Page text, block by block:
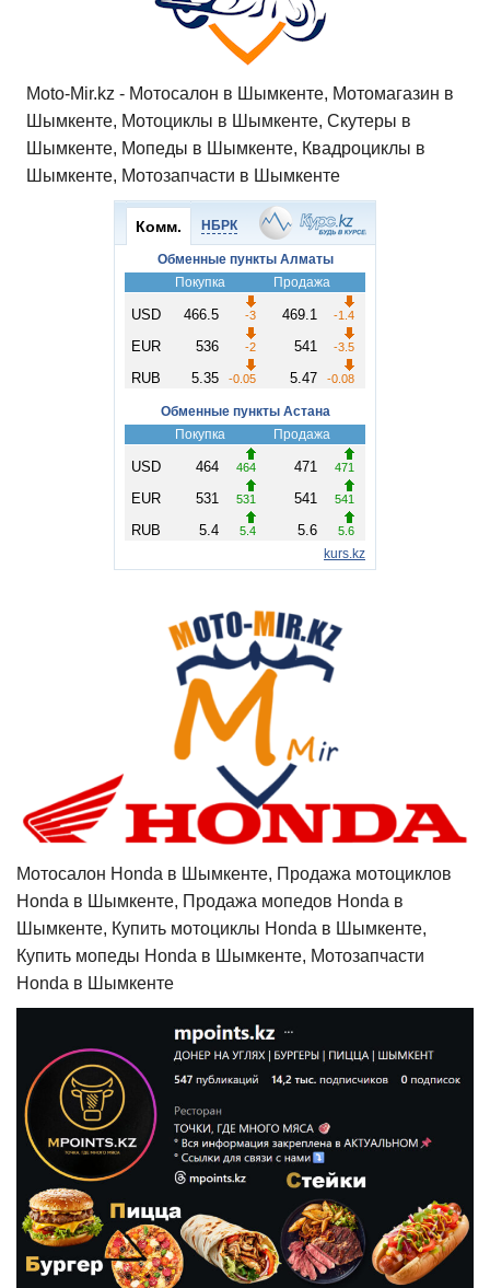
Moto-Mir.kz - Мотосалон в Шымкенте, Мотомагазин в
Шымкенте, Мотоциклы в Шымкенте, Скутеры в
Шымкенте, Мопеды в Шымкенте, Квадроциклы в
Шымкенте, Мотозапчасти в Шымкенте
Мотосалон Honda в Шымкенте, Продажа мотоциклов
Honda в Шымкенте, Продажа мопедов Honda в
Шымкенте, Купить мотоциклы Honda в Шымкенте,
Купить мопеды Honda в Шымкенте, Мотозапчасти
Honda в Шымкенте